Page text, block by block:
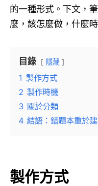
的一種形式。下文，
麼，該怎麼做，什麼
目錄 隱藏
1 製作方式
2 製作時機
3 關於分類
4 結語：錯題本重於
製作方式